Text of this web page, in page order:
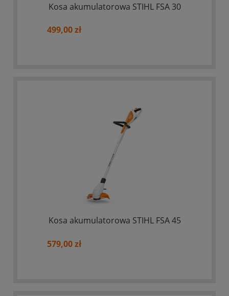
Kosa akumulatorowa STIHL FSA 30
499,00 zł
Kosa akumulatorowa STIHL FSA 45
579,00 zł